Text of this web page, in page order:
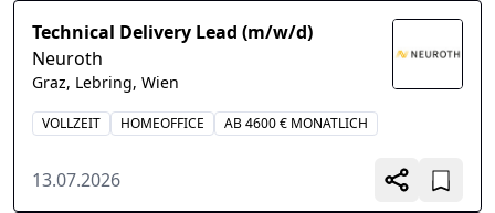
Technical Delivery Lead (m/w/d)
Neuroth
Graz, Lebring, Wien
VOLLZEIT HOMEOFFICE AB 4600 € MONATLICH
13.07.2026